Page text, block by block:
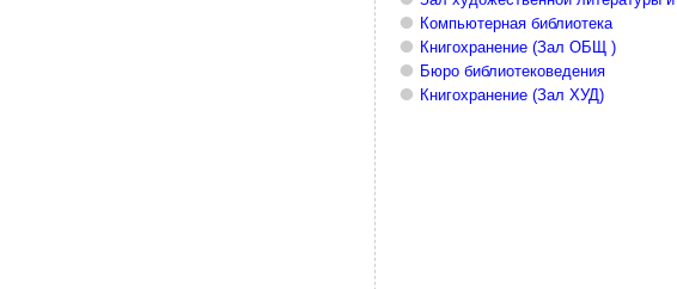
Компьютерная библиотека
Книгохранение (Зал ОБЩ )
Бюро библиотековедения
Книгохранение (Зал ХУД)